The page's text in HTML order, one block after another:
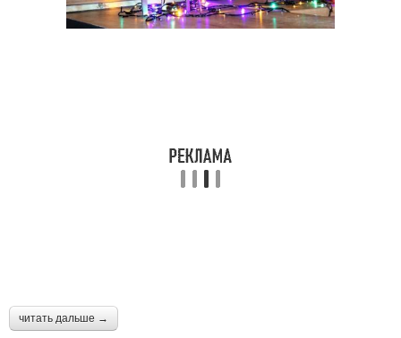
читать дальше →